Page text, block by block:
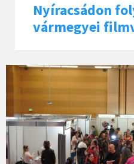
Nyíracsádon
vármegyei